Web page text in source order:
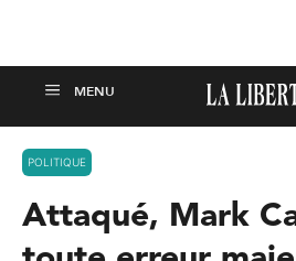
POLITIQUE
Attaqué, Mark